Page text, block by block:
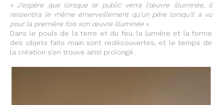
« J’espère que lorsque le public verra l’œuvre illuminée, il
ressentira le même émerveillement qu’un père lorsqu’il a vu
pour la première fois son œuvre illuminée ».
Dans le pouls de la terre et du feu, la lumière et la forme
des objets faits main sont redécouvertes, et le temps de
la création s’en trouve ainsi prolongé.